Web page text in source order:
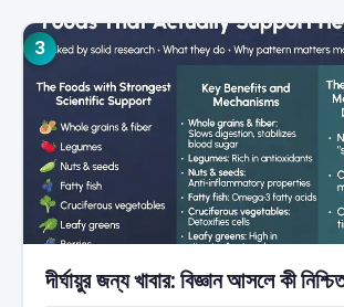
3
দীর্ঘায়ুর জন্য খাবার: বিজ্ঞান আসলে কী